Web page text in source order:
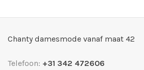
Chanty damesmode vanaf maat 42
Telefoon: +31 342 472606